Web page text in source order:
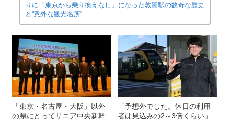
りに「東京から乗り換えなし」になった敦賀駅の数奇な歴史
と“意外な観光名所”
「東京・名古屋・大阪」以外
の県にとってリニア中央新幹
「予想外でした。休日の利用
者は見込みの2～3倍くらい」